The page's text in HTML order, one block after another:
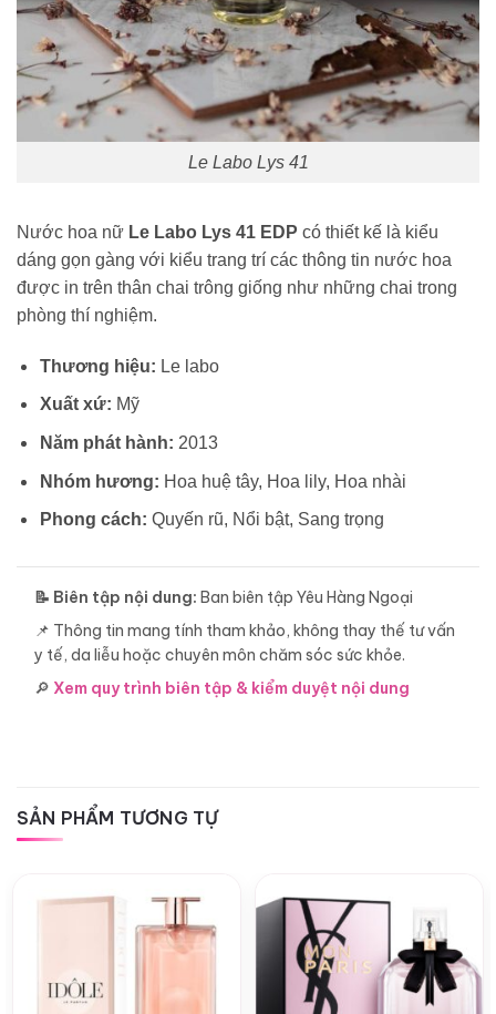
Le Labo Lys 41
Nước hoa nữ Le Labo Lys 41 EDP có thiết kế là kiểu
dáng gọn gàng với kiểu trang trí các thông tin nước hoa
được in trên thân chai trông giống như những chai trong
phòng thí nghiệm.
Thương hiệu: Le labo
Xuất xứ: Mỹ
Năm phát hành: 2013
Nhóm hương: Hoa huệ tây, Hoa lily, Hoa nhài
Phong cách: Quyến rũ, Nổi bật, Sang trọng
📝 Biên tập nội dung: Ban biên tập Yêu Hàng Ngoại
📌 Thông tin mang tính tham khảo, không thay thế tư vấn
y tế, da liễu hoặc chuyên môn chăm sóc sức khỏe.
🔎 Xem quy trình biên tập & kiểm duyệt nội dung
SẢN PHẨM TƯƠNG TỰ